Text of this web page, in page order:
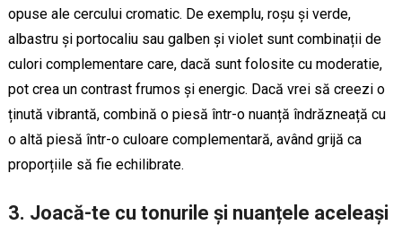
opuse ale cercului cromatic. De exemplu, roșu și verde,
albastru și portocaliu sau galben și violet sunt combinații de
culori complementare care, dacă sunt folosite cu moderatie,
pot crea un contrast frumos și energic. Dacă vrei să creezi o
ținută vibrantă, combină o piesă într-o nuanță îndrăzneață cu
o altă piesă într-o culoare complementară, având grijă ca
proporțiile să fie echilibrate.
3. Joacă-te cu tonurile și nuanțele aceleași